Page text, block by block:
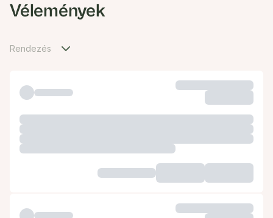
Vélemények
Rendezés